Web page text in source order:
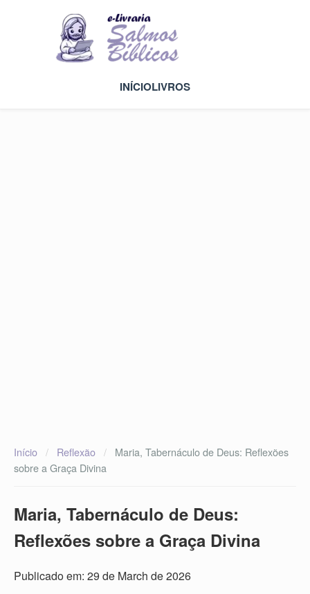
INÍCIOLIVROS
Início / Reflexão /
Maria, Tabernáculo de Deus: Reflexões
sobre a Graça Divina
Maria, Tabernáculo de Deus:
Reflexões sobre a Graça Divina
Publicado em: 29 de March de 2026